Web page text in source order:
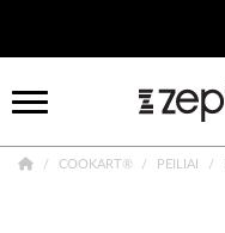
COOKART® PEILIAI